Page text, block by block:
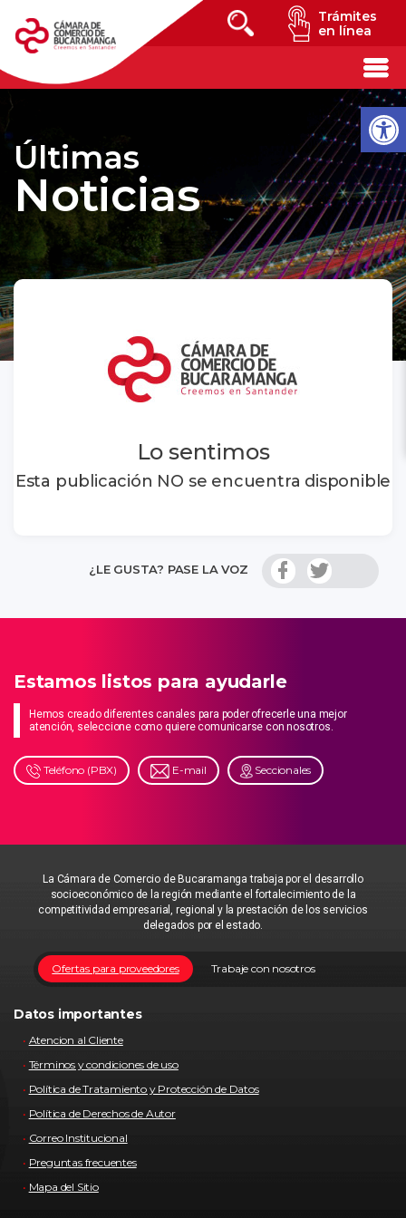
Trámites
en línea
Últimas
Noticias
Lo sentimos
Esta publicación NO se encuentra disponible
¿LE GUSTA? PASE LA VOZ
Estamos listos para ayudarle
Hemos creado diferentes canales para poder ofrecerle una mejor
atención, seleccione como quiere comunicarse con nosotros.
Teléfono (PBX) E-mail Seccionales
La Cámara de Comercio de Bucaramanga trabaja por el desarrollo
socioeconómico de la región mediante el fortalecimiento de la
competitividad empresarial, regional y la prestación de los servicios
delegados por el estado.
Trabaje con nosotros
Ofertas para proveedores
Datos importantes
Atencion al Cliente
Términos y condiciones de uso
Política de Tratamiento y Protección de Datos
Política de Derechos de Autor
Correo Institucional
Preguntas frecuentes
Mapa del Sitio